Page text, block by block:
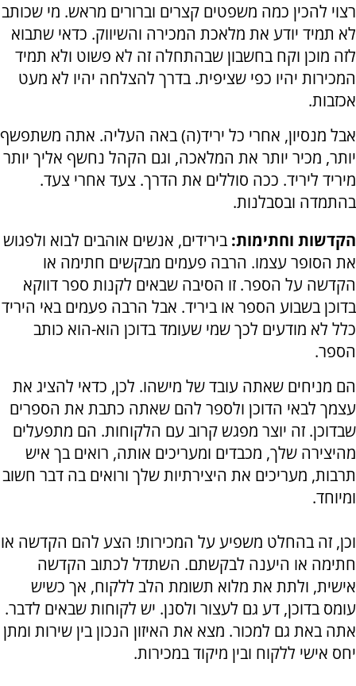
רצוי להכין כמה משפטים קצרים וברורים מראש. מי שכותב
לא תמיד יודע את מלאכת המכירה והשיווק. כדאי שתבוא
לזה מוכן וקח בחשבון שבהתחלה זה לא פשוט ולא תמיד
המכירות יהיו כפי שציפית. בדרך להצלחה יהיו לא מעט
אכזבות.
אבל מנסיון, אחרי כל יריד(ה) באה העליה. אתה משתפשף
יותר, מכיר יותר את המלאכה, וגם הקהל נחשף אליך יותר
מיריד ליריד. ככה סוללים את הדרך. צעד אחרי צעד.
בהתמדה ובסבלנות.
הקדשות וחתימות: בירידים, אנשים אוהבים לבוא ולפגוש
את הסופר עצמו. הרבה פעמים מבקשים חתימה או
הקדשה על הספר. זו הסיבה שבאים לקנות ספר דווקא
בדוכן בשבוע הספר או ביריד. אבל הרבה פעמים באי היריד
כלל לא מודעים לכך שמי שעומד בדוכן הוא-הוא כותב
הספר.
הם מניחים שאתה עובד של מישהו. לכן, כדאי להציג את
עצמך לבאי הדוכן ולספר להם שאתה כתבת את הספרים
שבדוכן. זה יוצר מפגש קרוב עם הלקוחות. הם מתפעלים
מהיצירה שלך, מכבדים ומעריכים אותה, רואים בך איש
תרבות, מעריכים את היצירתיות שלך ורואים בה דבר חשוב
ומיוחד.
וכן, זה בהחלט משפיע על המכירות! הצע להם הקדשה או
חתימה או היענה לבקשתם. השתדל לכתוב הקדשה
אישית, ולתת את מלוא תשומת הלב ללקוח, אך כשיש
עומס בדוכן, דע גם לעצור ולסנן. יש לקוחות שבאים לדבר.
אתה באת גם למכור. מצא את האיזון הנכון בין שירות ומתן
יחס אישי ללקוח ובין מיקוד במכירות.